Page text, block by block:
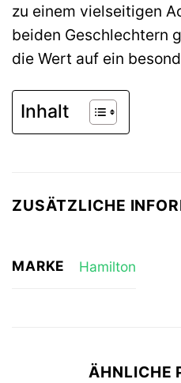
zu einem vielseitigen
beiden Geschlechtern
die Wert auf ein
Inhalt
ZUSÄTZLICHE
MARKE Hamilton
ÄHNLICHE